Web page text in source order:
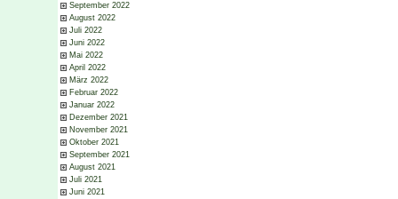
September 2022
August 2022
Juli 2022
Juni 2022
Mai 2022
April 2022
März 2022
Februar 2022
Januar 2022
Dezember 2021
November 2021
Oktober 2021
September 2021
August 2021
Juli 2021
Juni 2021